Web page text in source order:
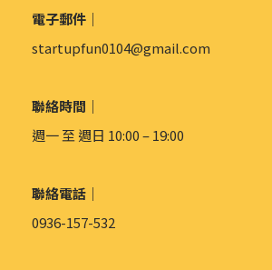
電子郵件｜
startupfun0104@gmail.com
聯絡時間｜
週一 至 週日 10:00 – 19:00
聯絡電話｜
0936-157-532